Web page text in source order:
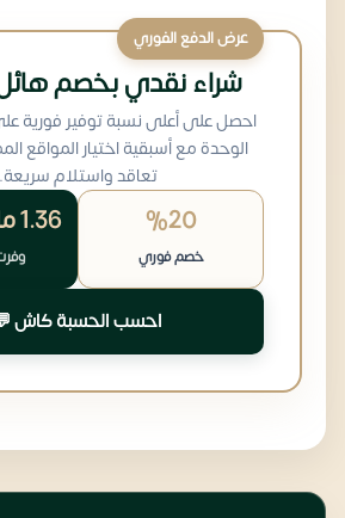
عرض الدفع الفوري
شراء نقدي بخصم
احصل على أعلى نسبة توفير فورية
الوحدة مع أسبقية اختيار المواقع
تعاقد واستلام سريعة.
%20
خصم فوري
1.36 مليون
احسب الحسبة كاش